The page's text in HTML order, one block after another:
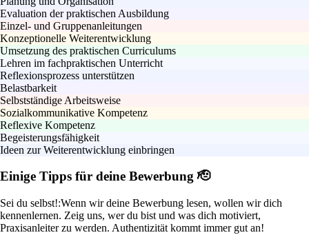
Evaluation der praktischen Ausbildung
Einzel- und Gruppenanleitungen
Konzeptionelle Weiterentwicklung
Umsetzung des praktischen Curriculums
Lehren im fachpraktischen Unterricht
Reflexionsprozess unterstützen
Belastbarkeit
Selbstständige Arbeitsweise
Sozialkommunikative Kompetenz
Reflexive Kompetenz
Begeisterungsfähigkeit
Ideen zur Weiterentwicklung einbringen
Einige Tipps für deine Bewerbung 🫡
Sei du selbst!:Wenn wir deine Bewerbung lesen, wollen wir dich
kennenlernen. Zeig uns, wer du bist und was dich motiviert,
Praxisanleiter zu werden. Authentizität kommt immer gut an!